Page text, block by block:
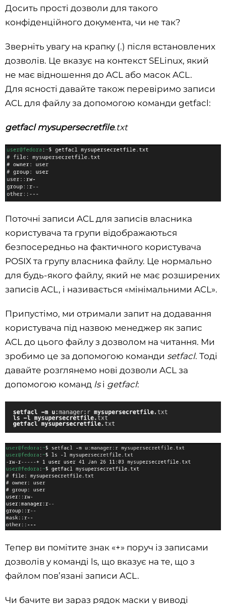
Досить прості дозволи для такого
конфіденційного документа, чи не так?
Зверніть увагу на крапку (.) після встановлених
дозволів. Це вказує на контекст SELinux, який
не має відношення до ACL або масок ACL.
Для ясності давайте також перевіримо записи
ACL для файлу за допомогою команди getfacl:
getfacl mysupersecretfile.txt
Поточні записи ACL для записів власника
користувача та групи відображаються
безпосередньо на фактичного користувача
POSIX та групу власника файлу. Це нормально
для будь-якого файлу, який не має розширених
записів ACL, і називається «мінімальними ACL».
Припустімо, ми отримали запит на додавання
користувача під назвою менеджер як запис
ACL до цього файлу з дозволом на читання. Ми
зробимо це за допомогою команди setfacl. Тоді
давайте розглянемо нові дозволи ACL за
допомогою команд lsі getfacl:
Тепер ви помітите знак «+» поруч із записами
дозволів у команді ls, що вказує на те, що з
файлом пов’язані записи ACL.
Чи бачите ви зараз рядок маски у виводі